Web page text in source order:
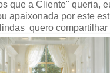
que a Cliente" queria,
apaixonada por este
quero compartilhar